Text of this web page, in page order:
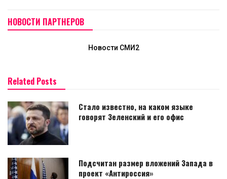
НОВОСТИ ПАРТНЕРОВ
Новости СМИ2
Related Posts
Стало известно, на каком языке
говорят Зеленский и его офис
Подсчитан размер вложений Запада в
проект «Антироссия»